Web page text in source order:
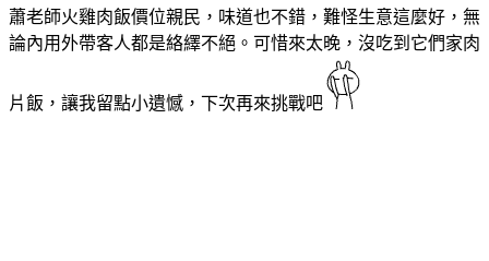
蕭老師火雞肉飯價位親民，味道也不錯，難怪生意這麼好，無
論內用外帶客人都是絡繹不絕。可惜來太晚，沒吃到它們家肉
片飯，讓我留點小遺憾，下次再來挑戰吧